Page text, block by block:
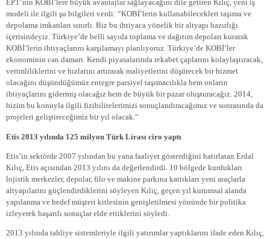
EPT’nin KOBİ’lere büyük avantajlar sağlayacağını dile getiren Kılıç, yeni iş
modeli ile ilgili şu bilgileri verdi: “KOBİ’lerin kullanabilecekleri taşıma ve
depolama imkanları sınırlı. Biz bu ihtiyaca yönelik bir altyapı hazırlığı
içerisindeyiz. Türkiye’de belli sayıda toplama ve dağıtım depoları kurarak
KOBİ’lerin ihtiyaçlarını karşılamayı planlıyoruz. Türkiye’de KOBİ’ler
ekonominin can damarı. Kendi piyasalarında rekabet çaplarını kolaylaştıracak,
verimliliklerini ve hızlarını artırarak maliyetlerini düşürecek bir hizmet
olacağını düşündüğümüz entegre parsiyel taşımacılıkla hem onların
ihtiyaçlarını gidermiş olacağız hem de büyük bir pazar oluşturacağız. 2014,
bizim bu konuyla ilgili fizibilitelerimizi sonuçlandıracağımız ve sonrasında da
projeleri geliştireceğimiz bir yıl olacak.”
Etis 2013 yılında 125 milyon Türk Lirası ciro yaptı
Etis’in sektörde 2007 yılından bu yana faaliyet gösterdiğini hatırlatan Erdal
Kılıç, Etis açısından 2013 yılını da değerlendirdi. 10 bölgede kurdukları
lojistik merkezler, depolar, filo ve makine parkına kattıkları yeni araçlarla
altyapılarını güçlendirdiklerini söyleyen Kılıç, geçen yıl kurumsal alanda
yapılanma ve hedef müşteri kitlesinin genişletilmesi yönünde bir politika
izleyerek başarılı sonuçlar elde ettiklerini söyledi.
2013 yılında tahliye sistemleriyle ilgili yatırımlar yaptıklarını ifade eden Kılıç,